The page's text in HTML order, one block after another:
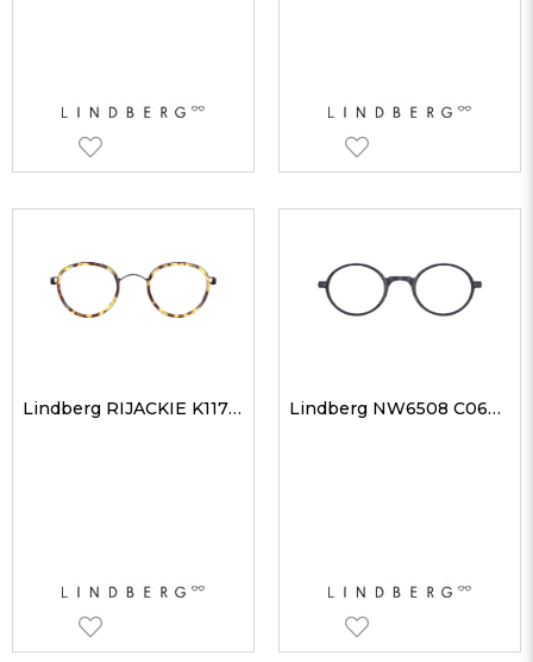
Lindberg RIJACKIE K117PU9 44 Unisex Optik Gözlükler Lindberg NW6508 C06P10 44 Unisex Optik Gözlükler